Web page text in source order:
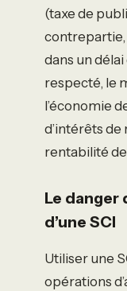
(taxe de
contrepartie,
dans un délai
respecté, le
l’économie
d’intérêts
rentabilité de
Le danger
d’une SCI
Utiliser une
opérations